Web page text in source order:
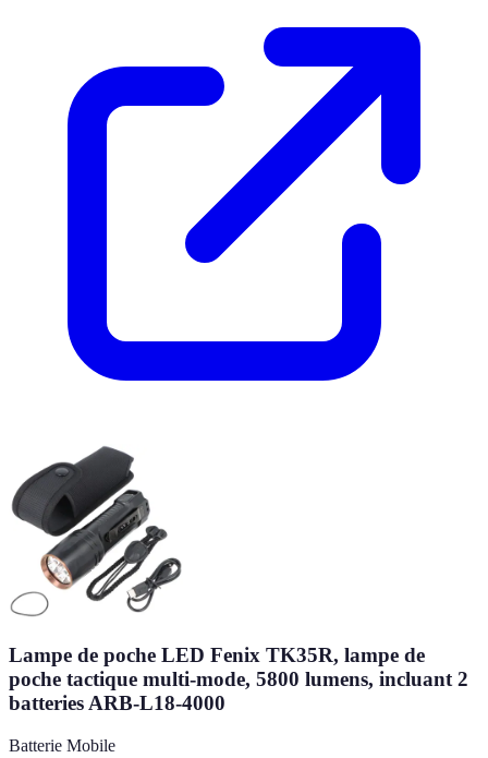
Lampe de poche LED Fenix TK35R, lampe de
poche tactique multi-mode, 5800 lumens, incluant 2
batteries ARB-L18-4000
Batterie Mobile